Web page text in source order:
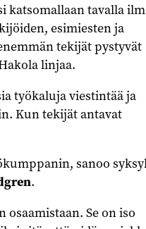
katsomallaan tavalla
esimiesten ja
tekijät pystyvät
linjaa.
työkaluja viestintää ja
Kun tekijät antavat
sanoo
.
Se on iso